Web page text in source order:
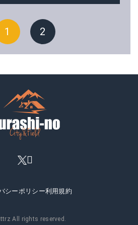
1 2
シーポリシー利用規約
All rights reserved.